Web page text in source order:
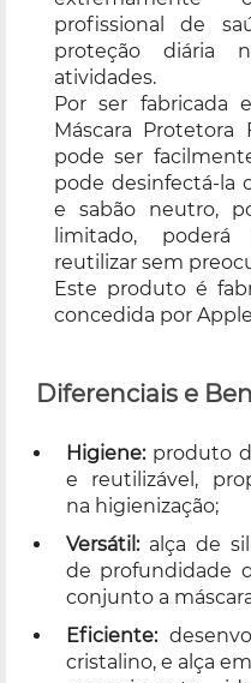
profissional de
proteção diária
atividades.
Por ser fabricada
Máscara Protetora
pode ser
pode desinfectá-la
e sabão neutro,
limitado,
reutilizar sem
Este produto é
concedida por
Diferenciais e
Higiene:produto
e reutilizável,
na higienização;
Versátil:alça de
de profundidade
conjunto a
Eficiente:
cristalino, e alça